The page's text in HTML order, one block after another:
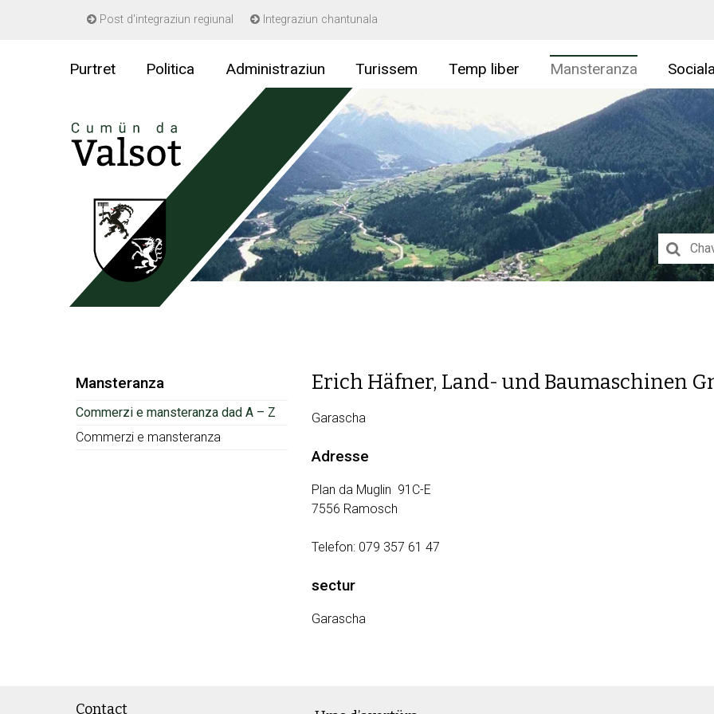
Navigieren in Gemeinde Valsot
Post d'integraziun regiunal Integraziun chantunala
Purtret Politica Administraziun Turissem Temp liber Mansteranza
Mansteranza
Commerzi e mansteranza dad A – Z
Commerzi e mansteranza
Erich Häfner, Land- und Baumaschinen
Garascha
Adresse
Plan da Muglin 91C-E
7556 Ramosch
Telefon: 079 357 61 47
sectur
Garascha
Contact